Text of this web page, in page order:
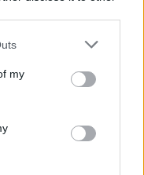
my
da Poutena